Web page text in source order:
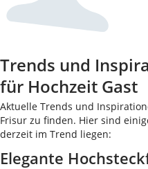
Trends und
für Hochzeit Gast
Aktuelle Trends und
Frisur zu finden. Hier sind
derzeit im Trend liegen:
Elegante